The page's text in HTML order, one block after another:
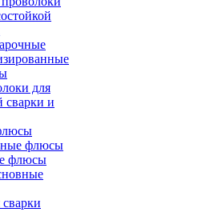
для
сварки и
флюсы
флюсы